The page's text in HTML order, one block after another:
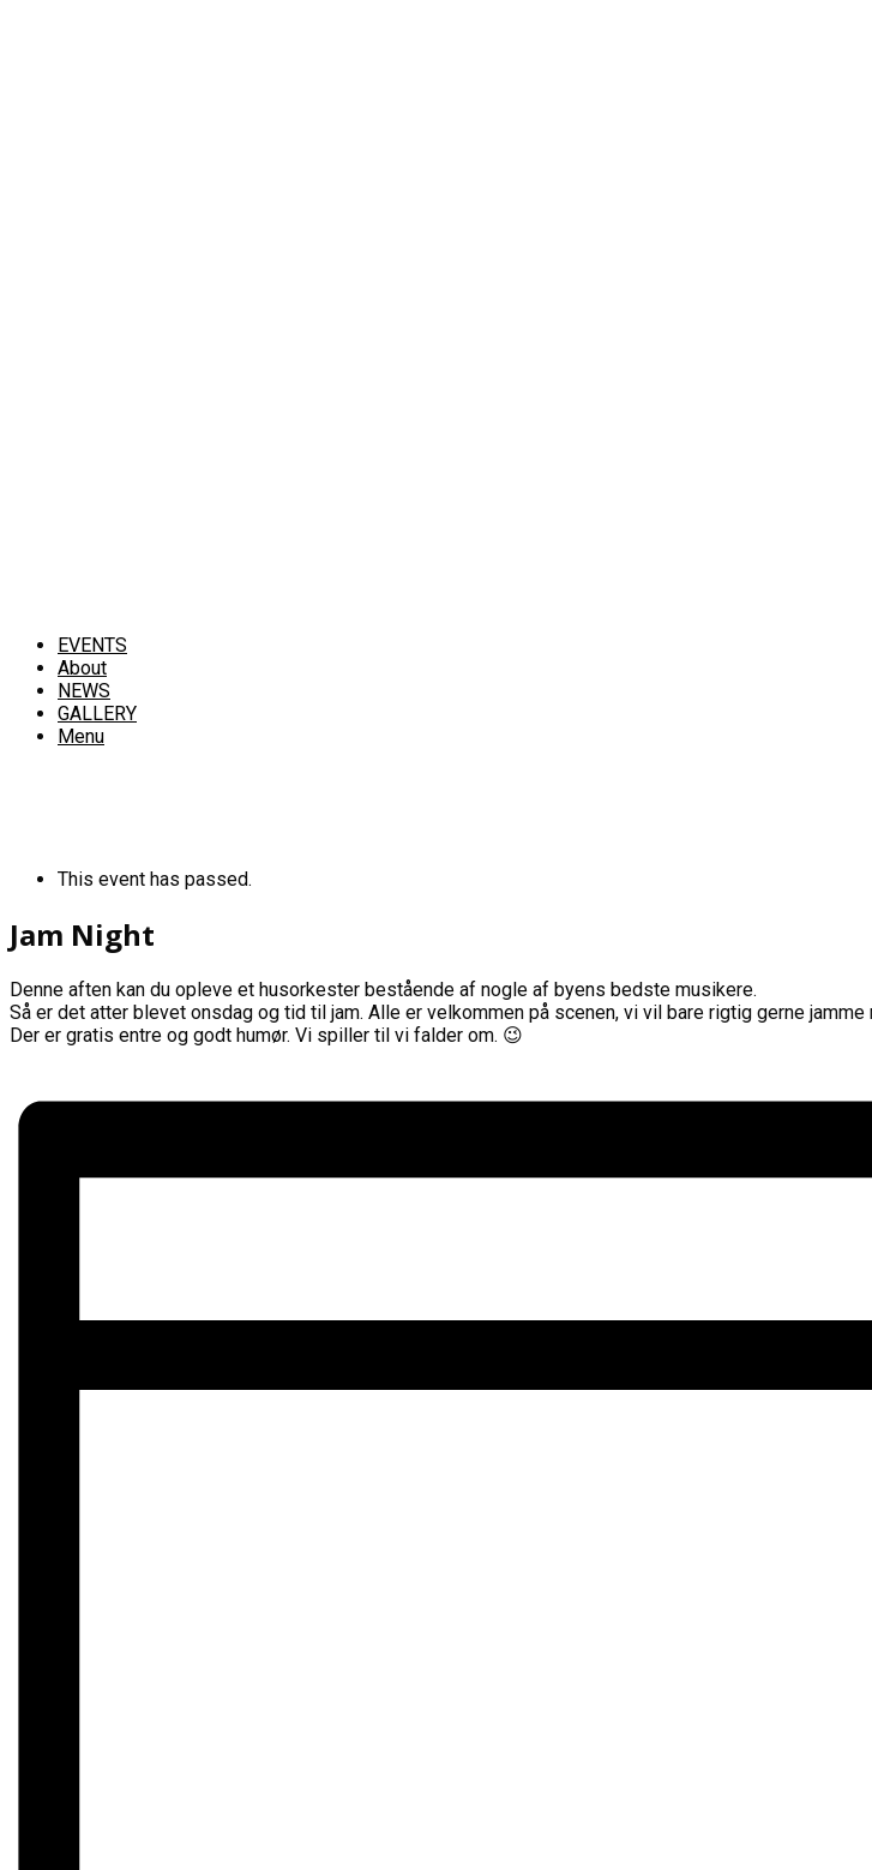
EVENTS
About
NEWS
GALLERY
Menu
This event has passed.
Jam Night
Denne aften kan du opleve et husorkester bestående af nogle af byens bedste musikere.
Så er det atter blevet onsdag og tid til jam. Alle er velkommen på scenen, vi vil bare rigtig gerne
Der er gratis entre og godt humør. Vi spiller til vi falder om. 😉